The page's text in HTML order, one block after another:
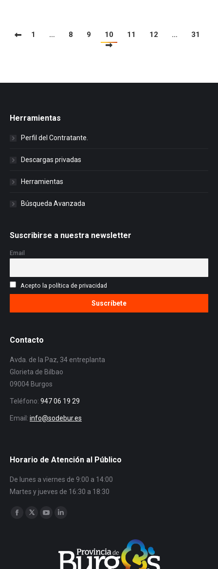
1 … 8 9 10 11 12 … 31
Herramientas
Perfil del Contratante.
Descargas privadas
Herramientas
Búsqueda Avanzada
Suscribirse a nuestra newsletter
Email
Acepto la política de privacidad
Contacto
Avda. de la Paz, 34 entreplanta
Glorieta de Bilbao
09004 Burgos
Teléfono: 947 06 19 29
Email: info@sodebur.es
Horario de Atención al Público
De lunes a viernes de 9:00 a 14:00
Martes y jueves de 16:30 a 18:30
Encuéntranos en: